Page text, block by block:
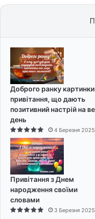
Доброго ранку
привітання, що дають
позитивний настрій на
день
4 Березня 2025
Привітання з Днем
народження своїми
словами
3 Березня 2025